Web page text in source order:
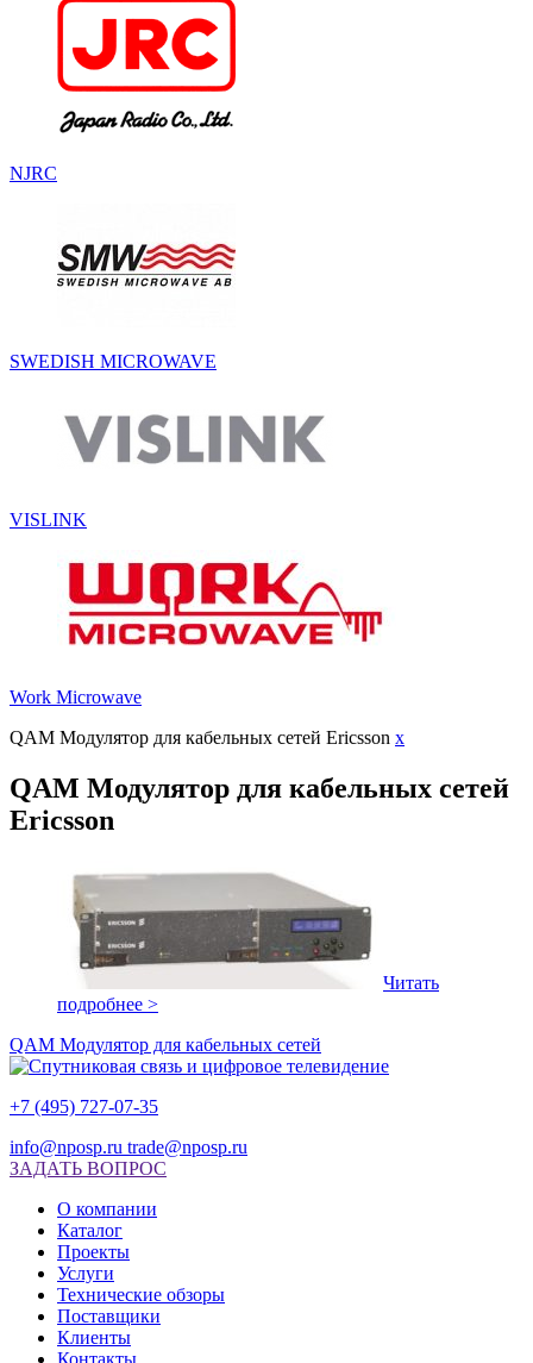
NJRC
SWEDISH MICROWAVE
VISLINK
Work Microwave
QAM Модулятор для кабельных сетей Ericsson x
QAM Модулятор для кабельных сетей
Ericsson
Читать
подробнее >
QAM Модулятор для кабельных сетей
+7 (495) 727-07-35
info@nposp.ru trade@nposp.ru
ЗАДАТЬ ВОПРОС
О компании
Каталог
Проекты
Услуги
Технические обзоры
Поставщики
Клиенты
Контакты